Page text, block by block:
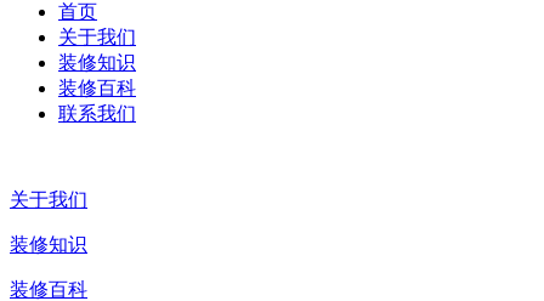
首页
关于我们
装修知识
装修百科
联系我们
关于我们
装修知识
装修百科